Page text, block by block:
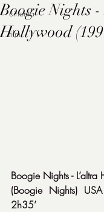
cinema
film
Boogie Nights -
Hollywood
Boogie Nights -
(Boogie Nights)
2h35’